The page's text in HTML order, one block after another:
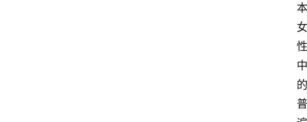
本
女
性
中
的
普